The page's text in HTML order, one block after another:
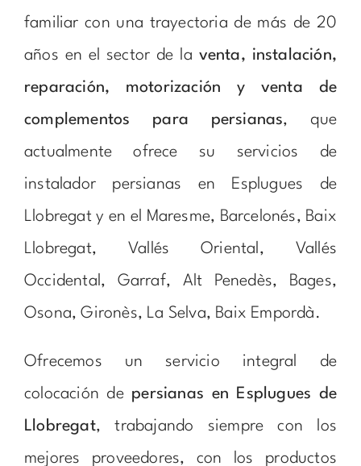
familiar con una trayectoria de más de 20
años en el sector de la venta, instalación,
reparación, motorización y venta de
complementos para persianas, que
actualmente ofrece su servicios de
instalador persianas en Esplugues de
Llobregat y en el Maresme, Barcelonés, Baix
Llobregat, Vallés Oriental, Vallés
Occidental, Garraf, Alt Penedès, Bages,
Osona, Gironès, La Selva, Baix Empordà.
Ofrecemos un servicio integral de
colocación de persianas en Esplugues de
Llobregat, trabajando siempre con los
mejores proveedores, con los productos